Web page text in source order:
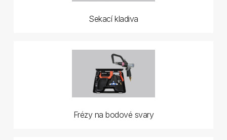
Sekací kladiva
Frézy na bodové svary